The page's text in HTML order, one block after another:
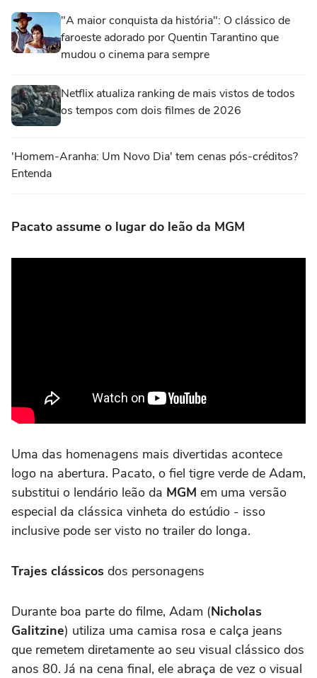
"A maior conquista da história": O clássico de
faroeste adorado por Quentin Tarantino que
mudou o cinema para sempre
Netflix atualiza ranking de mais vistos de todos
os tempos com dois filmes de 2026
'Homem-Aranha: Um Novo Dia' tem cenas pós-créditos?
Entenda
Pacato assume o lugar do leão da MGM
Uma das homenagens mais divertidas acontece
logo na abertura. Pacato, o fiel tigre verde de Adam,
substitui o lendário leão da MGM em uma versão
especial da clássica vinheta do estúdio - isso
inclusive pode ser visto no trailer do longa.
Trajes clássicos dos personagens
Durante boa parte do filme, Adam (Nicholas
Galitzine) utiliza uma camisa rosa e calça jeans
que remetem diretamente ao seu visual clássico dos
anos 80. Já na cena final, ele abraça de vez o visual